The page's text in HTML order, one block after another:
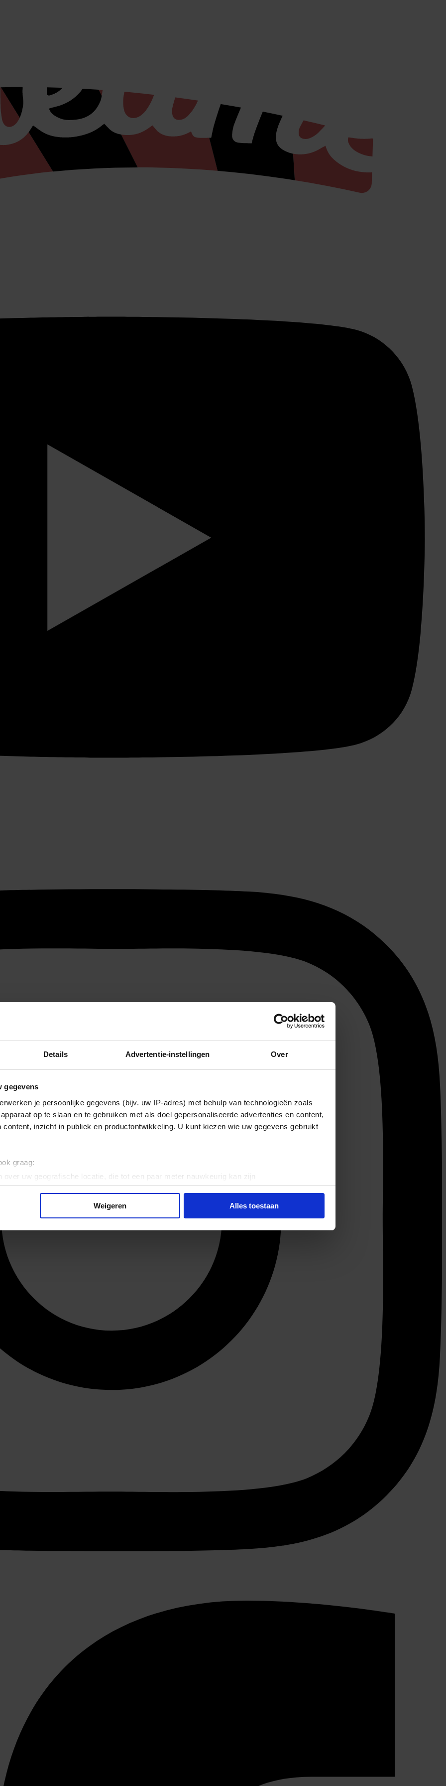
Details Advertentie-instellingen Over
gegevens
je persoonlijke gegevens (bijv. uw IP-adres) met behulp van technologieën zoals
op te slaan en te gebruiken met als doel gepersonaliseerde advertenties en content,
content, inzicht in publiek en productontwikkeling. U kunt kiezen wie uw gegevens gebruikt
graag:
over uw geografische locatie, die tot een paar meter nauwkeurig kan zijn
door het actief te scannen op specifieke eigenschappen (fingerprinting)
gegevens worden verwerkt en stel uw voorkeuren in het
detailgedeelte
en advertenties te personaliseren, om functies voor social media te bieden en om ons
Ook delen we informatie over uw gebruik van onze site met onze partners voor social
Deze partners kunnen deze gegevens combineren met andere informatie die u aan ze heeft
op basis van uw gebruik van hun services.
Weigeren Alles toestaan